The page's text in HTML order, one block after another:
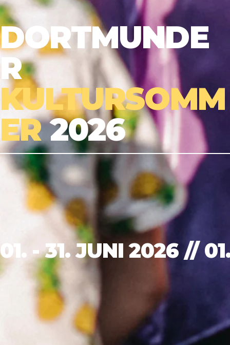
01. - 31. JUNI 2026 //
DORTMUNDE
R
KULTURSOMM
ER2026